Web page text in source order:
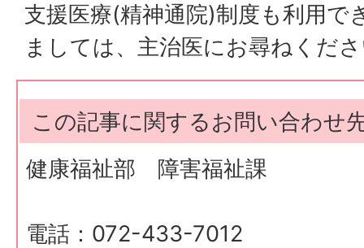
支援医療(精神通院)制度も利用で
ましては、主治医にお尋ねくだ
この記事に関するお問い合わせ
健康福祉部 障害福祉課
電話：072-433-7012